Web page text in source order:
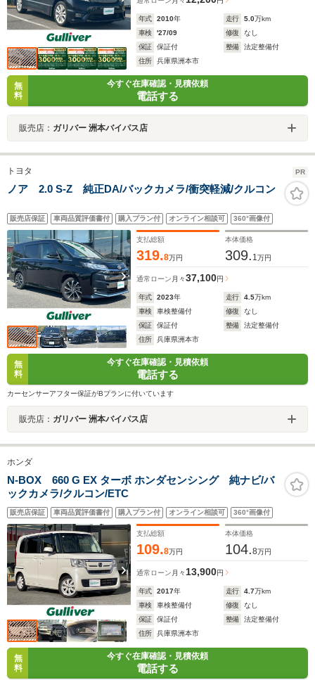
年式 2010年 走行 5.0万km
車検
'27/09 修復
なし
保証
保証付 整備
法定整備付
住所
兵庫県洲本市
無
料
今すぐ在庫確認・見積依頼
電話する
販売店： ガリバー 洲本バイパス店
トヨタ PR
ノア 2.0 S-Z 純正DA/バックカメラ/衝突軽減/クルコン
販売店保証 車両品質評価書付 購入プラン付 オンライン相談可 360°画像付
支払総額
319.8万円
本体価格
309. 1万円
通常ローン 月々37,100円
年式 2023年 走行 4.5万km
車検
車検整備付 修復
なし
保証
保証付 整備
法定整備付
住所
兵庫県洲本市
無
料
今すぐ在庫確認・見積依頼
電話する
カーセンサーアフター保証がBプランに付いています
販売店： ガリバー 洲本バイパス店
ホンダ
N-BOX 660 G EX ターボ ホンダセンシング 純ナビ/バ
ックカメラ/クルコン/ETC
販売店保証 車両品質評価書付 購入プラン付 オンライン相談可 360°画像付
支払総額
109.8万円
本体価格
104.8万円
通常ローン 月々 13,900円
年式 2017年 走行 4.7万km
車検
車検整備付 修復
なし
保証
保証付 整備
法定整備付
住所
兵庫県洲本市
無
料
今すぐ在庫確認・見積依頼
電話する